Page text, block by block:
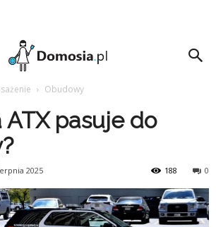
Obudowy
ATX pasuje do
2025 0
188